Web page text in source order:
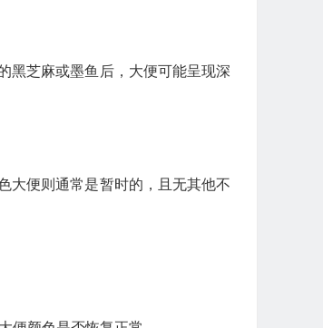
黑芝麻或墨鱼后，大便可能呈现深
大便则通常是暂时的，且无其他不